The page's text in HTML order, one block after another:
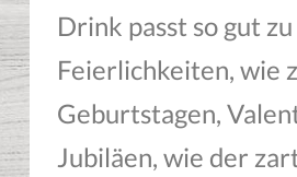
Drink passt so gut
Feierlichkeiten, wie
Geburtstagen,
Jubiläen, wie der